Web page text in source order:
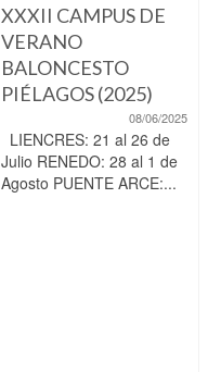
XXXII CAMPUS DE
VERANO
BALONCESTO
PIÉLAGOS (2025)
08/06/2025
LIENCRES: 21 al 26 de
Julio RENEDO: 28 al 1 de
Agosto PUENTE ARCE:...